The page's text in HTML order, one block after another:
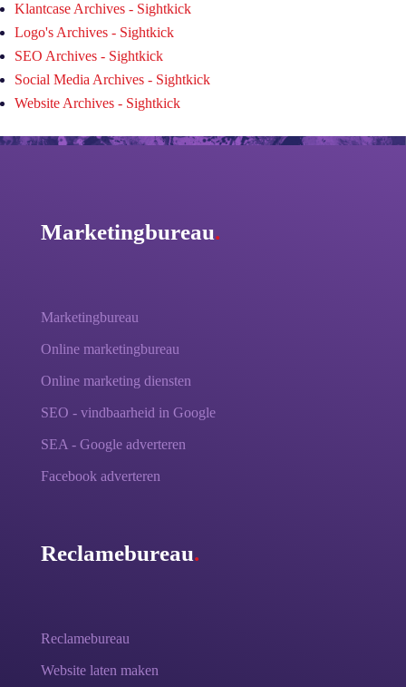
Klantcase Archives - Sightkick
Logo's Archives - Sightkick
SEO Archives - Sightkick
Social Media Archives - Sightkick
Website Archives - Sightkick
Marketingbureau.
Marketingbureau
Online marketingbureau
Online marketing diensten
SEO - vindbaarheid in Google
SEA - Google adverteren
Facebook adverteren
Reclamebureau.
Reclamebureau
Website laten maken